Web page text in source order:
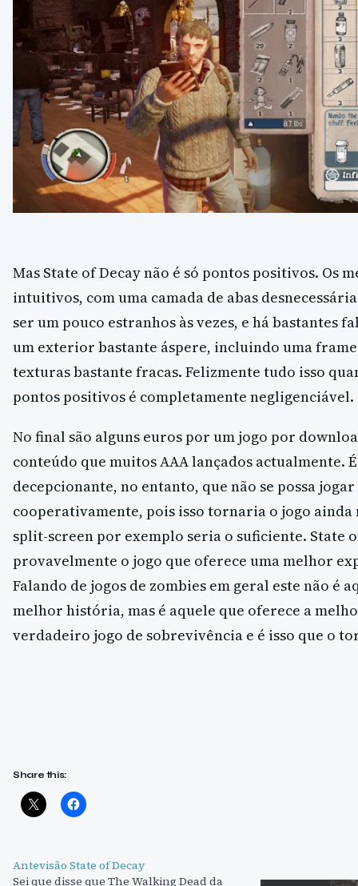
Mas State of Decay não é só pontos positivos. Os
intuitivos, com uma camada de abas
ser um pouco estranhos às vezes, e há bastantes
um exterior bastante áspere, incluindo uma
texturas bastante fracas. Felizmente tudo isso
pontos positivos é completamente negligenciável.
No final são alguns euros por um jogo por
conteúdo que muitos AAA lançados actualmente.
decepcionante, no entanto, que não se possa
cooperativamente, pois isso tornaria o jogo ainda
split-screen por exemplo seria o suficiente. State
provavelmente o jogo que oferece uma melhor
Falando de jogos de zombies em geral este não é
melhor história, mas é aquele que oferece a
verdadeiro jogo de sobrevivência e é isso que o
Share this:
Antevisão State of Decay
Sei que disse que The Walking Dead da